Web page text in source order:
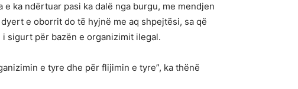
ka ndërtuar pasi ka dalë nga burgu, me mendjen
e oborrit do të hyjnë me aq shpejtësi, sa që
sigurt për bazën e organizimit ilegal.
e tyre dhe për flijimin e tyre”, ka thënë